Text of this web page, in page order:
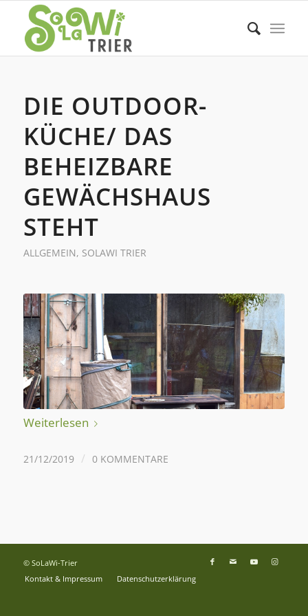
DIE OUTDOOR-
KÜCHE/ DAS
BEHEIZBARE
GEWÄCHSHAUS
STEHT
ALLGEMEIN, SOLAWI TRIER
Weiterlesen
21/12/2019 / 0 KOMMENTARE
© SoLaWi-Trier
Kontakt & Impressum
Datenschutzerklärung